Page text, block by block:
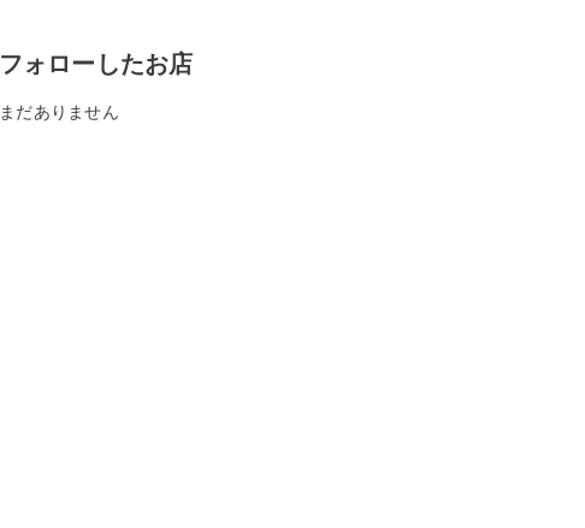
フォローしたお店
まだありません